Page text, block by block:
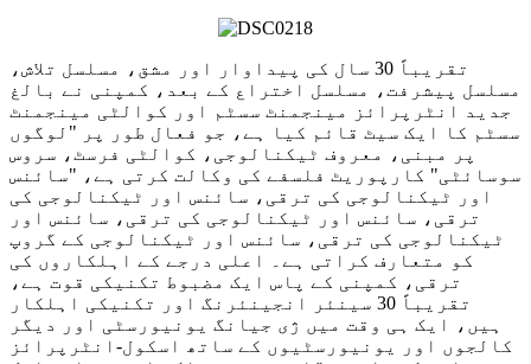
تقریباً 30 سال کی پیداوار اور مشق، مسلسل تلاش،
مسلسل پیشرفت، مسلسل اختراع کے بعد، کمپنی نے بالغ
جدید انٹرپرائز مینجمنٹ سسٹم اور کوالٹی مینجمنٹ
سسٹم کا ایک سیٹ قائم کیا ہے، جو فعال طور پر "لوگوں
پر مبنی، معروف ٹیکنالوجی، کوالٹی فرسٹ، سروس
سوسائٹی" کارپوریٹ فلسفے کی وکالت کرتی ہے، "سائنس
اور ٹیکنالوجی کی ترقی، سائنس اور ٹیکنالوجی کی
ترقی، سائنس اور ٹیکنالوجی کی ترقی، سائنس اور
ٹیکنالوجی کی ترقی، سائنس اور ٹیکنالوجی کے گروپ
کو متعارف کراتی ہے۔ اعلی درجے کے اہلکاروں کی
ترقی، کمپنی کے پاس ایک مضبوط تکنیکی قوت ہے،
تقریباً 30 سینئر انجینئرنگ اور تکنیکی اہلکار
ہیں، ایک ہی وقت میں ژی جیانگ یونیورسٹی اور دیگر
کالجوں اور یونیورسٹیوں کے ساتھ اسکول-انٹرپرائز